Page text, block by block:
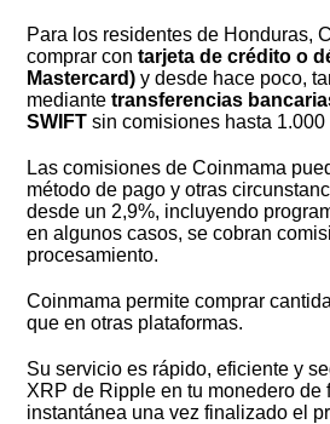
Para los residentes de Honduras,
comprar contarjeta de crédito o
Mastercard) y desde hace poco,
mediante transferencias
SWIFT sin comisiones hasta 1.000
Las comisiones de Coinmama
método de pago y otras
desde un 2,9%, incluyendo
en algunos casos, se cobran
procesamiento.
Coinmama permite comprar
que en otras plataformas.
Su servicio es rápido, eficiente y
XRP de Ripple en tu monedero de
instantánea una vez finalizado el